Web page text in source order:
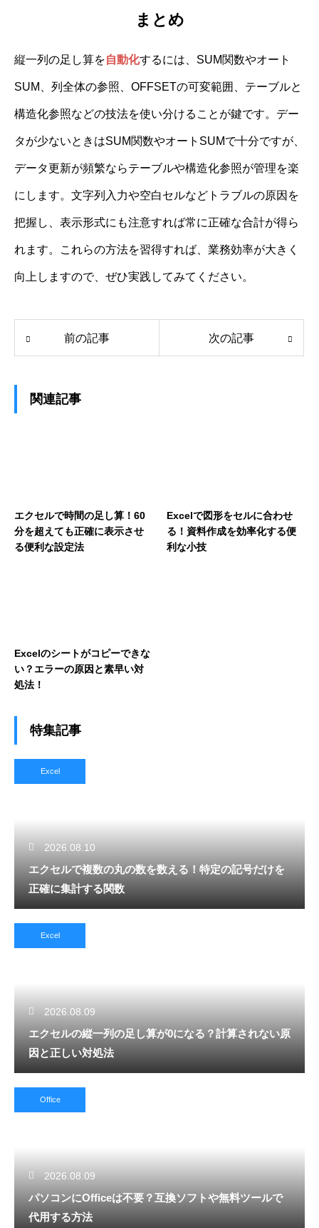
まとめ
縦一列の足し算を自動化するには、SUM関数やオート
SUM、列全体の参照、OFFSETの可変範囲、テーブルと
構造化参照などの技法を使い分けることが鍵です。デー
タが少ないときはSUM関数やオートSUMで十分ですが、
データ更新が頻繁ならテーブルや構造化参照が管理を楽
にします。文字列入力や空白セルなどトラブルの原因を
把握し、表示形式にも注意すれば常に正確な合計が得ら
れます。これらの方法を習得すれば、業務効率が大きく
向上しますので、ぜひ実践してみてください。
前の記事 次の記事
関連記事
エクセルで時間の足し算！60
分を超えても正確に表示させ
る便利な設定法
Excelで図形をセルに合わせ
る！資料作成を効率化する便
利な小技
Excelのシートがコピーできな
い？エラーの原因と素早い対
処法！
特集記事
Excel
2026.08.10
エクセルで複数の丸の数を数える！特定の記号だけを
正確に集計する関数
Excel
2026.08.09
エクセルの縦一列の足し算が0になる？計算されない原
因と正しい対処法
Office
2026.08.09
パソコンにOfficeは不要？互換ソフトや無料ツールで
代用する方法